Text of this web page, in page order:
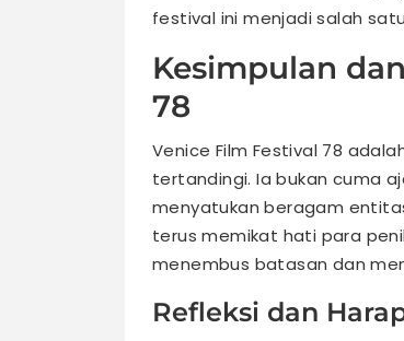
festival ini menjadi salah
Kesimpulan
78
Venice Film Festival 78
tertandingi. Ia bukan cuma
menyatukan beragam
terus memikat hati para
menembus batasan dan
Refleksi dan